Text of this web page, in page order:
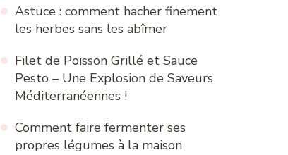
Astuce : comment hacher finement
les herbes sans les abîmer
Filet de Poisson Grillé et Sauce
Pesto – Une Explosion de Saveurs
Méditerranéennes !
Comment faire fermenter ses
propres légumes à la maison